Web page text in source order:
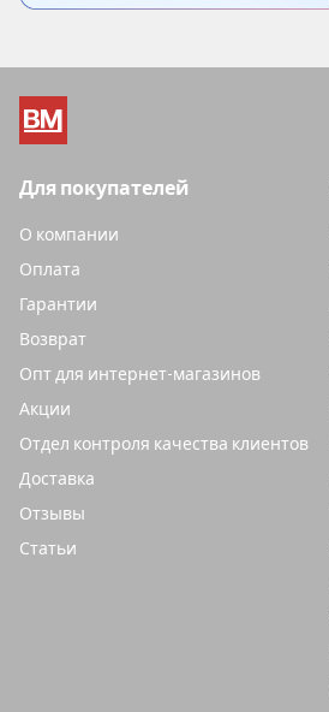
Для покупателей
О компании
Оплата
Гарантии
Возврат
Опт для интернет-магазинов
Акции
Отдел контроля качества клиентов
Доставка
Отзывы
Статьи